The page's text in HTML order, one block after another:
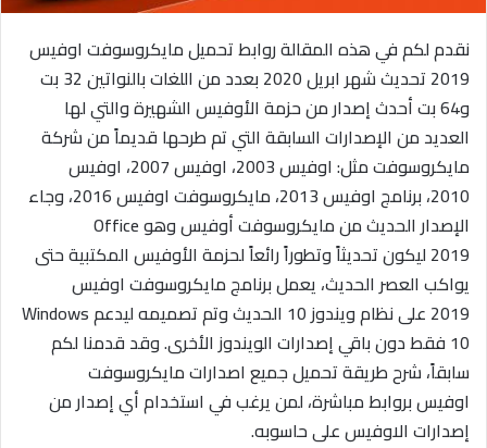
ر
و
ا
نقدم لكم في هذه المقالة روابط تحميل مايكروسوفت اوفيس
2019 تحديث شهر ابريل 2020 بعدد من اللغات بالنواتين 32 بت
و64 بت أحدث إصدار من حزمة الأوفيس الشهيرة والتي لها
العديد من الإصدارات السابقة التي تم طرحها قديماً من شركة
مايكروسوفت مثل: اوفيس 2003، اوفيس 2007، اوفيس
2010، برنامج اوفيس 2013، مايكروسوفت اوفيس 2016، وجاء
الإصدار الحديث من مايكروسوفت أوفيس وهو Office
2019 ليكون تحديثاً وتطوراً رائعاً لحزمة الأوفيس المكتبية حتى
يواكب العصر الحديث، يعمل برنامج مايكروسوفت اوفيس
2019 على نظام ويندوز 10 الحديث وتم تصميمه ليدعم Windows
10 فقط دون باقي إصدارات الويندوز الأخرى. وقد قدمنا لكم
سابقاً، شرح طريقة تحميل جميع اصدارات مايكروسوفت
اوفيس بروابط مباشرة، لمن يرغب في استخدام أي إصدار من
إصدارات الاوفيس على حاسوبه.